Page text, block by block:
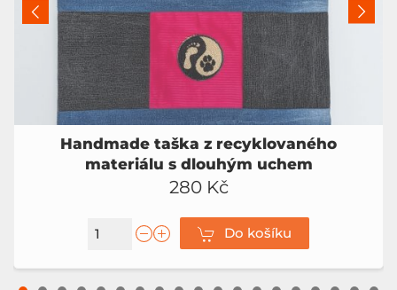
Handmade taška z recyklovaného
materiálu s dlouhým uchem
280 Kč
Do košíku